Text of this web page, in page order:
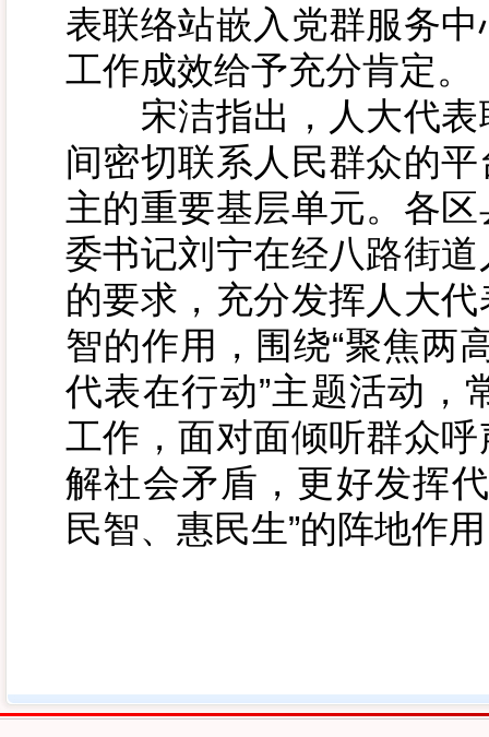
表联络站嵌入党群服务
工作成效给予充分肯定。
宋洁指出，人大代表
间密切联系人民群众的
主的重要基层单元。各
委书记刘宁在经八路街
的要求，充分发挥人大
智的作用，围绕“聚焦两
代表在行动”主题活动，
工作，面对面倾听群众
解社会矛盾，更好发挥
民智、惠民生”的阵地作